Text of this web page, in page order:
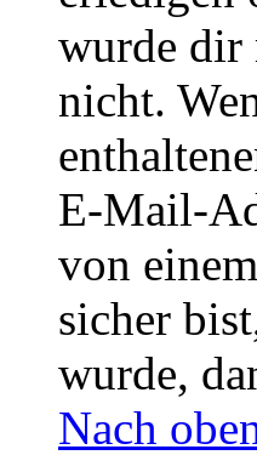
wurde dir
nicht.
E-Mail-
von
sicher
wurde,
Nach